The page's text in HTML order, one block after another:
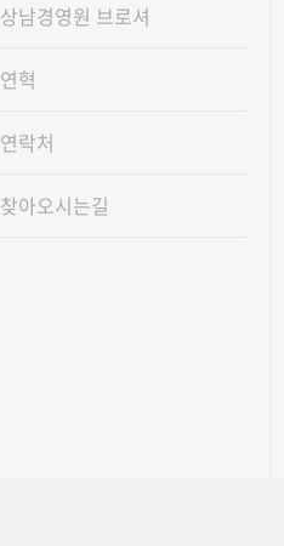
상남경영원 브로셔
연혁
연락처
찾아오시는길